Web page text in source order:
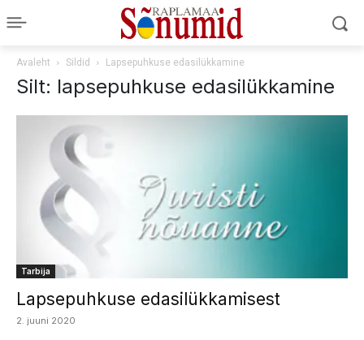
Avaleht Sildid Lapsepuhkuse edasilükkamine
Silt: lapsepuhkuse edasilükkamine
Tarbija
Lapsepuhkuse edasilükkamisest
2. juuni 2020